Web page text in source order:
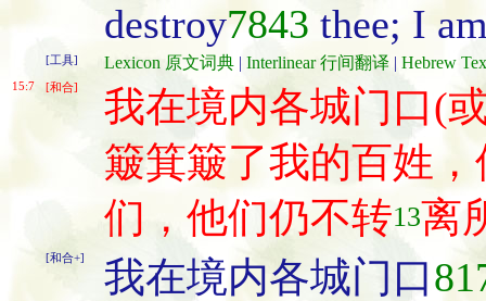
destroy7843 thee; I
[工具] Lexicon 原文词典 | Interlinear 行间翻译 | Hebrew
15:7 [和合]
我在境内各城门口(
簸箕簸了我的百姓
们，他们仍不转13离
[和合+] 我在境内各城门口